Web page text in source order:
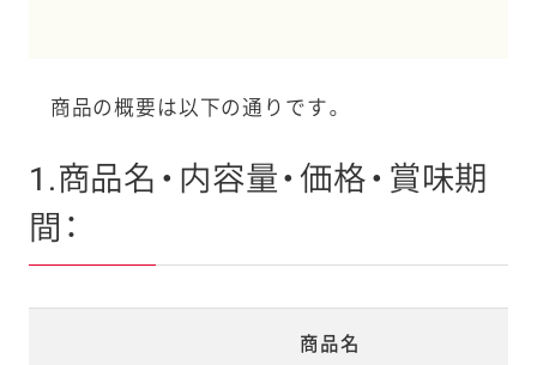
商品の概要は以下の通りです。
1.商品名・内容量・価格・賞味期
間：
商品名